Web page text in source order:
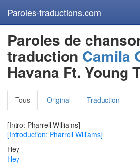
Paroles-traductions.com
Paroles de
traduction Camila
Havana Ft. Young
Tous Original Traduction
[Intro: Pharrell Williams]
[Introduction: Pharrell Williams]
Hey
Hey